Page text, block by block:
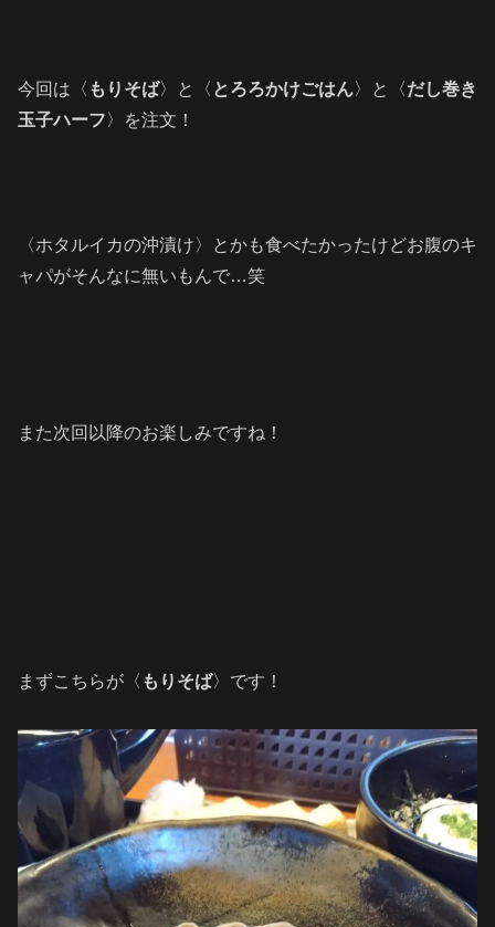
今回は〈 もりそば〉と〈 とろろかけごはん〉と〈だし巻き
玉子ハーフ〉を注文！
〈ホタルイカの沖漬け〉とかも食べたかったけどお腹のキ
ャパがそんなに無いもんで…笑
また次回以降のお楽しみですね！
まずこちらが〈 もりそば〉です！